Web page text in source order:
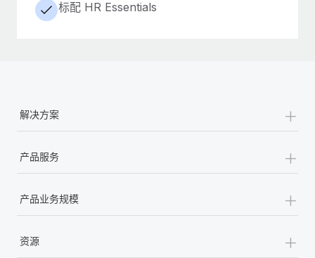
标配 HR Essentials
解决方案 +
产品服务 +
产品业务规模 +
资源 +